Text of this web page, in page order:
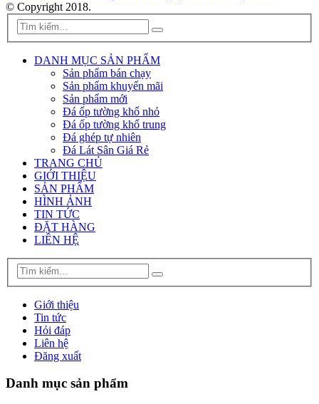
© Copyright 2018.
DANH MỤC SẢN PHẨM
Sản phẩm bán chạy
Sản phẩm khuyến mãi
Sản phẩm mới
Đá ốp tường khổ nhỏ
Đá ốp tường khổ trung
Đá ghép tự nhiên
Đá Lát Sân Giá Rẻ
TRANG CHỦ
GIỚI THIỆU
SẢN PHẨM
HÌNH ẢNH
TIN TỨC
ĐẶT HÀNG
LIÊN HỆ
Giới thiệu
Tin tức
Hỏi đáp
Liên hệ
Đăng xuất
Danh mục sản phẩm